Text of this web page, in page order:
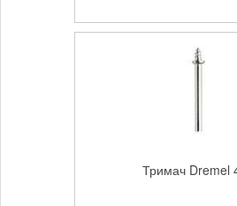
Тримач Dremel